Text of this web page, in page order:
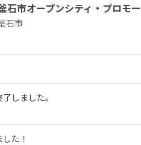
石市オープンシティ・プロモ
石市
しました。
た！